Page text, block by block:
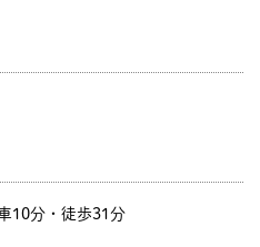
10分・徒歩31分